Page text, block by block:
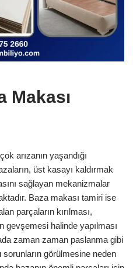
Makası
arızanın yaşandığı
üst kasayı kaldırmak
sağlayan mekanizmalar
Baza makası tamiri ise
parçaların kırılması,
gevşemesi halinde yapılması
zaman zaman paslanma gibi
sorunların görülmesine neden